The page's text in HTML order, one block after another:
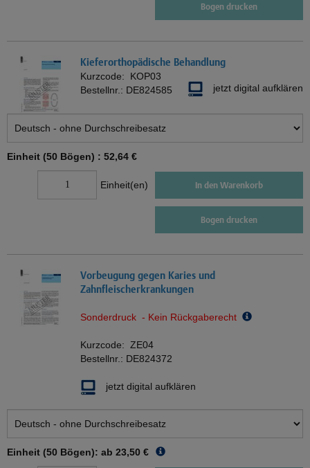
Bogen drucken
Kieferorthopädische Behandlung
Kurzcode: KOP03
Bestellnr.: DE824585 jetzt digital aufklären
Einheit (50 Bögen) : 52,64 €
Einheit(en) In den Warenkorb
Bogen drucken
Vorbeugung gegen Karies und
Zahnfleischerkrankungen
Sonderdruck - Kein Rückgaberecht
Kurzcode: ZE04
Bestellnr.: DE824372
jetzt digital aufklären
Einheit (50 Bögen): ab 23,50 €